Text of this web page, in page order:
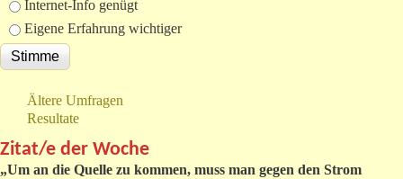
Internet-Info genügt
Eigene Erfahrung wichtiger
Ältere Umfragen
Resultate
Zitat/e der Woche
„Um an die Quelle zu kommen, muss man gegen den Strom